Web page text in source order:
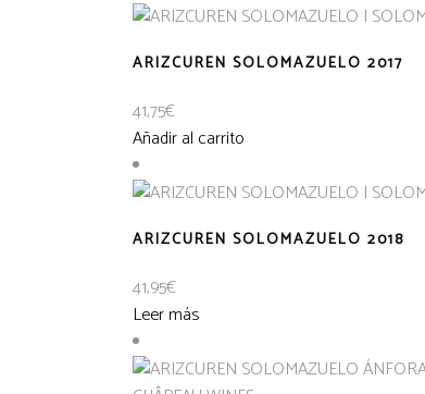
ARIZCUREN SOLOMAZUELO 2017
41,75€
Añadir al carrito
ARIZCUREN SOLOMAZUELO 2018
41,95€
Leer más